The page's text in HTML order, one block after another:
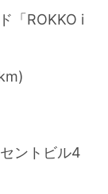
「ROKKO i
ントビル4